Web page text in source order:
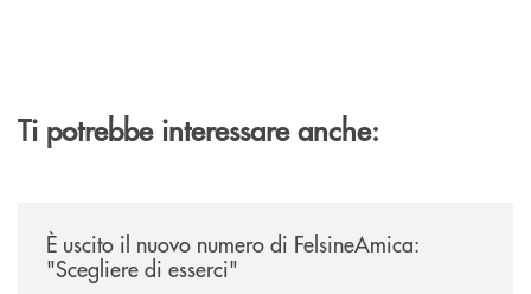
Ti potrebbe interessare anche:
È uscito il nuovo numero di FelsineAmica:
"Scegliere di esserci"